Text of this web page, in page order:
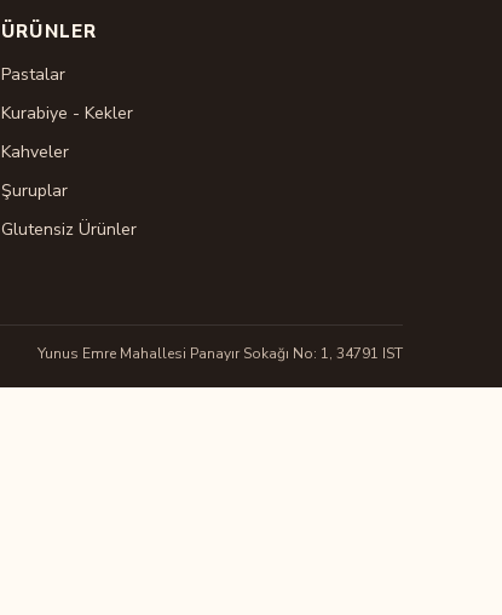
ÜRÜNLER
Pastalar
Kurabiye - Kekler
Kahveler
Şuruplar
Glutensiz Ürünler
Yunus Emre Mahallesi Panayır Sokağı No: 1, 34791 IST